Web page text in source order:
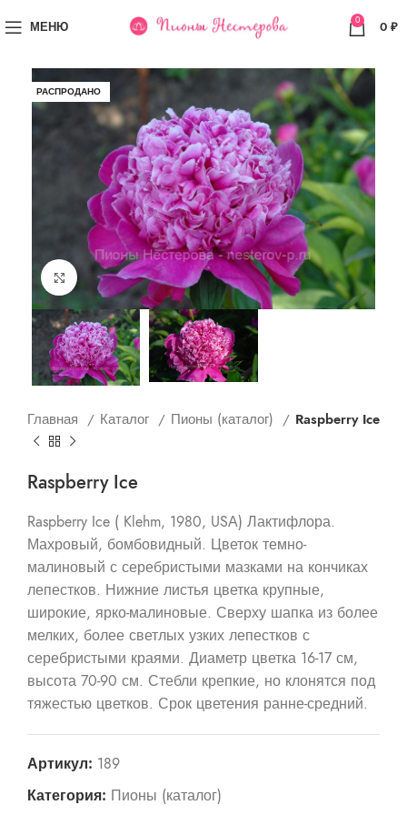
МЕНЮ 0 0 ₽
РАСПРОДАНО
Увеличить
Главная Каталог Пионы (каталог) Raspberry Ice
Raspberry Ice
Raspberry Ice ( Klehm, 1980, USА) Лактифлора.
Махровый, бомбовидный. Цветок темно-
малиновый с серебристыми мазками на кончиках
лепестков. Нижние листья цветка крупные,
широкие, ярко-малиновые. Сверху шапка из более
мелких, более светлых узких лепестков с
серебристыми краями. Диаметр цветка 16-17 см,
высота 70-90 см. Стебли крепкие, но клонятся под
тяжестью цветков. Срок цветения ранне-средний.
Артикул: 189
Категория: Пионы (каталог)